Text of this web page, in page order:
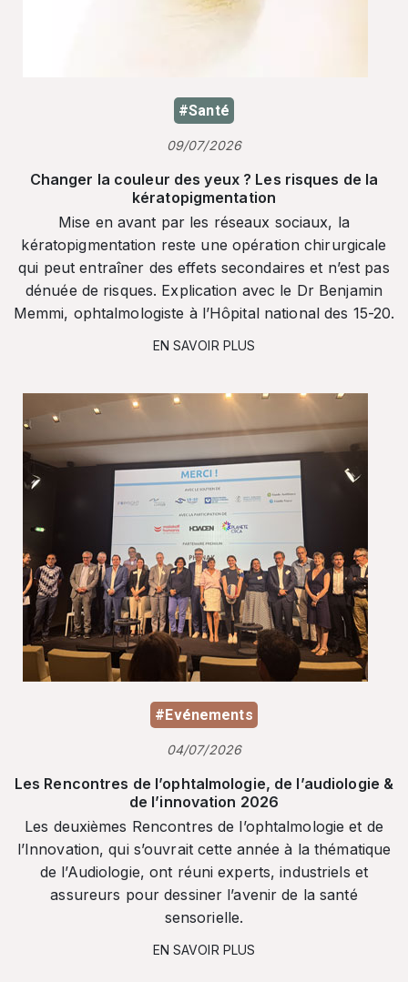
#Santé
09/07/2026
Changer la couleur des yeux ? Les risques de la
kératopigmentation
Mise en avant par les réseaux sociaux, la
kératopigmentation reste une opération chirurgicale
qui peut entraîner des effets secondaires et n’est pas
dénuée de risques. Explication avec le Dr Benjamin
Memmi, ophtalmologiste à l’Hôpital national des 15-20.
EN SAVOIR PLUS
#Evénements
04/07/2026
Les Rencontres de l’ophtalmologie, de l’audiologie &
de l’innovation 2026
Les deuxièmes Rencontres de l’ophtalmologie et de
l’Innovation, qui s’ouvrait cette année à la thématique
de l’Audiologie, ont réuni experts, industriels et
assureurs pour dessiner l’avenir de la santé
sensorielle.
EN SAVOIR PLUS